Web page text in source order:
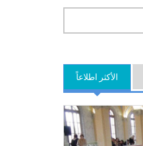
الأكثر اطلاعاً(علامة التبويب النشطة)